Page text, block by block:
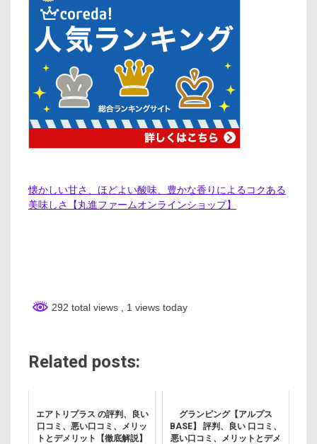
懐かしい甘さ、ほどよい酸味、豊かな香りによるコクある
美味しさ【丸進ファームオンラインショップ】
292 total views , 1 views today
Related posts:
エアトリプラス の評判、良い
口コミ、悪い口コミ、メリッ
トとデメリット【徹底解説】
グランピング【アルプス
BASE】 評判、良い 口コミ、
悪い口コミ、メリットとデメ